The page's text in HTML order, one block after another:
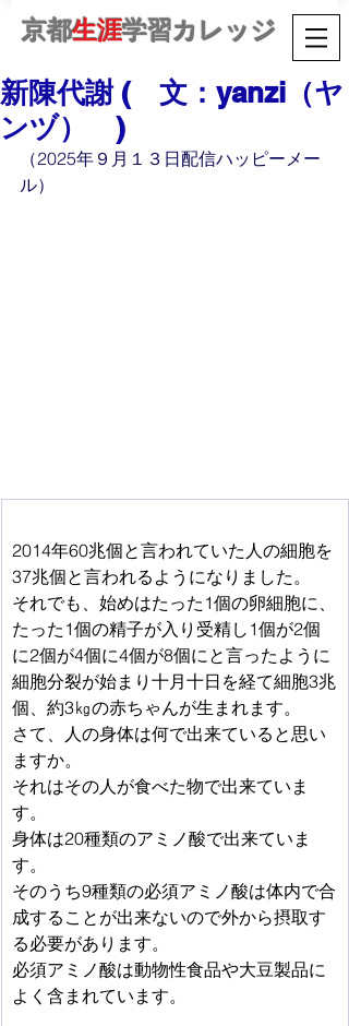
京都生涯学習カレッジ
新陳代謝 ( 文：yanzi（ヤ
ンヅ） )
（2025年９月１３日配信ハッピーメー
ル）
2014年60兆個と言われていた人の細胞を
37兆個と言われるようになりました。
それでも、始めはたった1個の卵細胞に、
たった1個の精子が入り受精し1個が2個
に2個が4個に4個が8個にと言ったように
細胞分裂が始まり十月十日を経て細胞3兆
個、約3㎏の赤ちゃんが生まれます。
さて、人の身体は何で出来ていると思い
ますか。
それはその人が食べた物で出来ていま
す。
身体は20種類のアミノ酸で出来ていま
す。
そのうち9種類の必須アミノ酸は体内で合
成することが出来ないので外から摂取す
る必要があります。
必須アミノ酸は動物性食品や大豆製品に
よく含まれています。